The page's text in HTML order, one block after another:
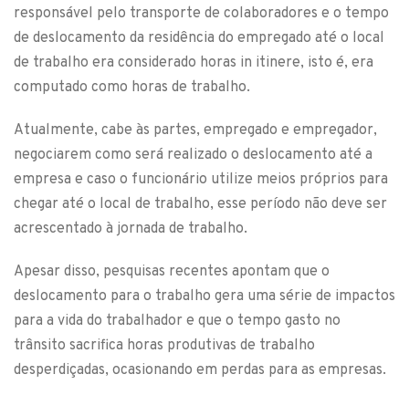
responsável pelo transporte de colaboradores e o tempo
de deslocamento da residência do empregado até o local
de trabalho era considerado horas in itinere, isto é, era
computado como horas de trabalho.
Atualmente, cabe às partes, empregado e empregador,
negociarem como será realizado o deslocamento até a
empresa e caso o funcionário utilize meios próprios para
chegar até o local de trabalho, esse período não deve ser
acrescentado à jornada de trabalho.
Apesar disso, pesquisas recentes apontam que o
deslocamento para o trabalho gera uma série de impactos
para a vida do trabalhador e que o tempo gasto no
trânsito sacrifica horas produtivas de trabalho
desperdiçadas, ocasionando em perdas para as empresas.